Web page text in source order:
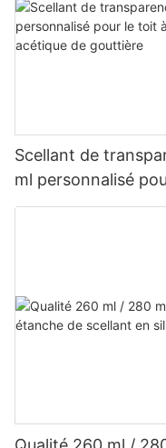
Scellant de
ml personnalisé
en silicone